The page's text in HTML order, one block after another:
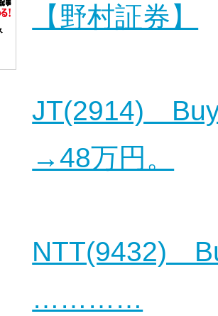
【野村証券】
JT(2914) Buy
→48万円。
NTT(9432)
…………